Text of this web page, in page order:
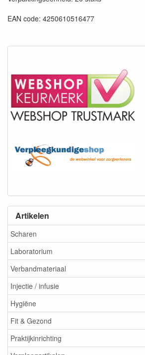
Artikelen
Scharen
Laboratorium
Verbandmateriaal
Injectie / infusie
Hygiëne
Fit & Gezond
Praktijkinrichting
EAN code: 4250610516477